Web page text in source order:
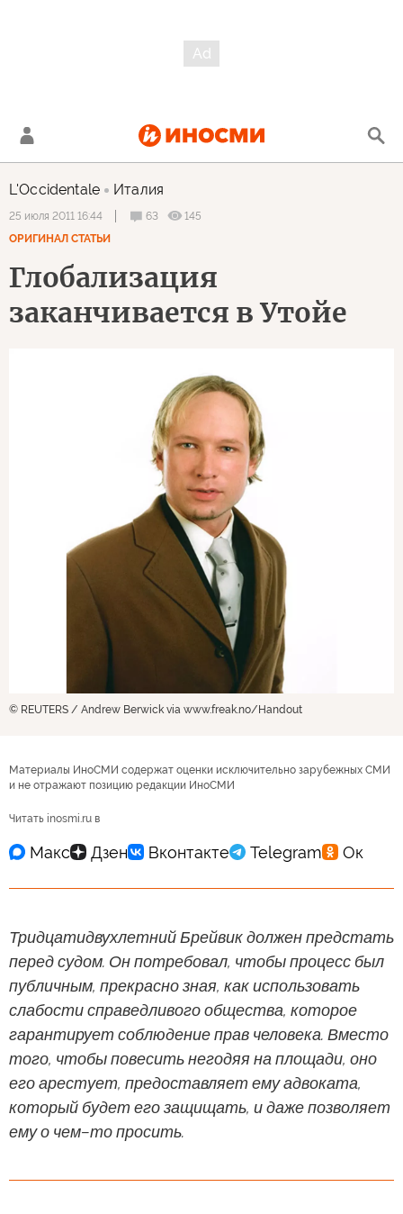
L'Occidentale Италия
25 июля 2011 16:44 63
145
ОРИГИНАЛ СТАТЬИ
Глобализация
заканчивается в Утойе
© REUTERS / Andrew Berwick via www.freak.no/Handout
Материалы ИноСМИ содержат оценки исключительно зарубежных СМИ
и не отражают позицию редакции ИноСМИ
Читать inosmi.ru в
Тридцатидвухлетний Брейвик должен предстать
перед судом. Он потребовал, чтобы процесс был
публичным, прекрасно зная, как использовать
слабости справедливого общества, которое
гарантирует соблюдение прав человека. Вместо
того, чтобы повесить негодяя на площади, оно
его арестует, предоставляет ему адвоката,
который будет его защищать, и даже позволяет
ему о чем–то просить.